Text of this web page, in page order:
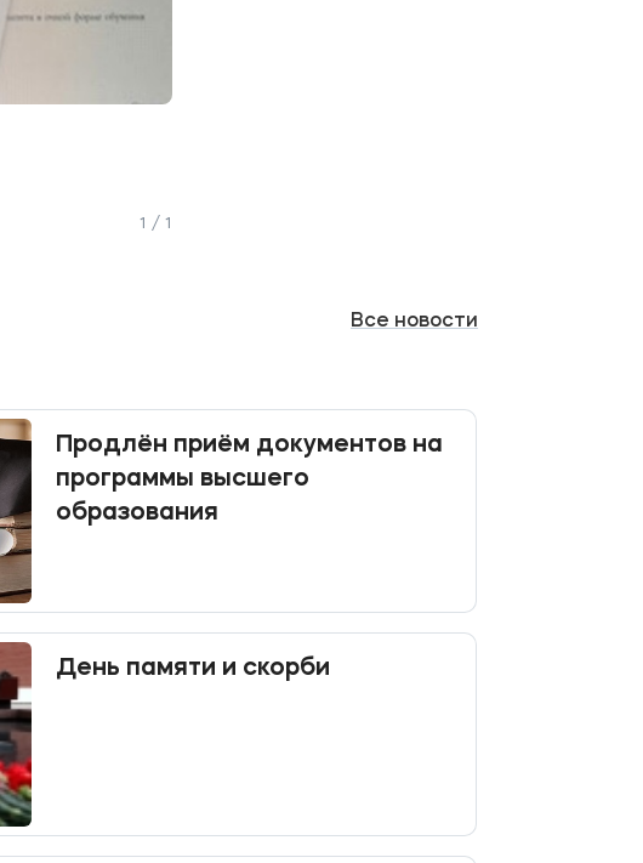
1 / 1
Все новости
Продлён приём документов на
программы высшего
образования
День памяти и скорби